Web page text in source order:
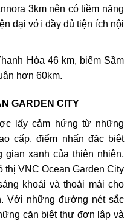
3km nên có tiềm năng
đại với đầy đủ tiện ích nội
Hóa 46 km, biểm Sầm
hơn 60km.
GARDEN CITY
lấy cảm hứng từ những
cấp, điểm nhấn đặc biệt
xanh của thiên nhiên,
thị VNC Ocean Garden City
khoái và thoải mái cho
Với những đường nét sắc
căn biệt thự đơn lập và